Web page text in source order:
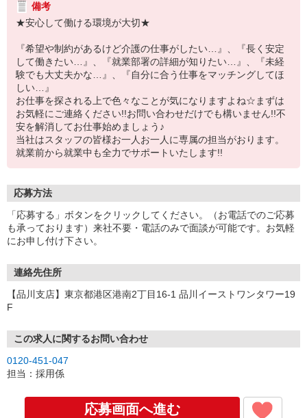
備考
★安心して働ける環境が大切★
『希望や制約があるけど介護の仕事がしたい…』、『長く安定
して働きたい…』、『就業部署の詳細が知りたい…』、『未経
験でも大丈夫かな…』、『自分に合う仕事をマッチングしてほ
しい…』
お仕事を探される上で色々なことが気になりますよね☆まずは
お気軽にご連絡ください!!お問い合わせだけでも構いません!!不
安を解消してお仕事始めましょう♪
当社はスタッフの皆様お一人お一人に専属の担当がおります。
就業前から就業中も全力でサポートいたします!!
応募方法
「応募する」ボタンをクリックしてください。（お電話でのご応募
も承っております）来社不要・電話のみで面談が可能です。お気軽
にお申し付け下さい。
連絡先住所
【品川支店】東京都港区港南2丁目16-1 品川イーストワンタワー19
F
この求人に関するお問い合わせ
0120-451-047
担当：採用係
応募画面へ進む